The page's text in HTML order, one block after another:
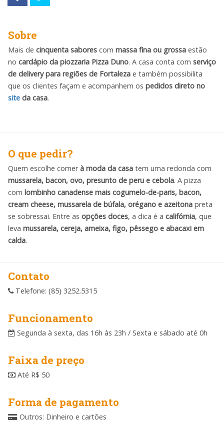
Sobre
Mais de cinquenta sabores com massa fina ou grossa estão
no cardápio da piozzaria Pizza Duno. A casa conta com serviço
de delivery para regiões de Fortaleza e também possibilita
que os clientes façam e acompanhem os pedidos direto no
site da casa.
O que pedir?
Quem escolhe comerà moda da casa tem uma redonda com
mussarela, bacon, ovo, presunto de peru e cebola. A pizza
com lombinho canadense mais cogumelo-de-paris, bacon,
cream cheese, mussarela de búfala, orégano e azeitona preta
se sobressai. Entre as opções doces, a dica é a califórnia, que
leva mussarela, cereja, ameixa, figo, pêssego e abacaxi em
calda.
Contato
Telefone: (85) 3252.5315
Funcionamento
Segunda à sexta, das 16h às 23h / Sexta e sábado até 0h
Faixa de preço
Até R$ 50
Forma de pagamento
Outros: Dinheiro e cartões